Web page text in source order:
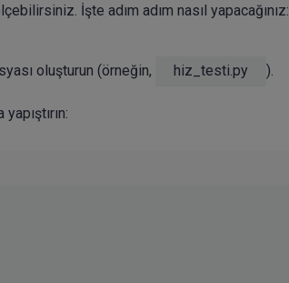
İşte adım adım nasıl yapacağınız:
oluşturun (örneğin, hiz_testi.py ).